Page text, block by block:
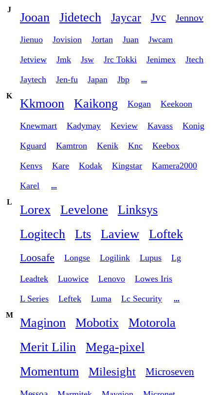
J
Jooan Jidetech Jaycar Jvc Jennov
Jienuo Jovision Jortan Juan Jwcam
Jetview Jmk Jsw Jrc Tokki Jenimex Jtech
Jaytech Jen-fu Japan Jbp
...
K
Kkmoon Kaikong Kogan Keekoon
Knewmart Kadymay Keview Kavass Konig
Kguard Kamtron Kenik Knc Keebox
Kenvs Kare Kodak Kingstar Kamera2000
Karel
...
L
Lorex Levelone
Linksys
Logitech
Lts Laview Loftek
Loosafe Longse Logilink Lupus Lg
Leadtek Luowice Lenovo Lowes Iris
L Series Leftek Luma Lc Security
...
M
Maginon Mobotix
Motorola
Merit Lilin
Mega-pixel
Momentum
Milesight Microseven